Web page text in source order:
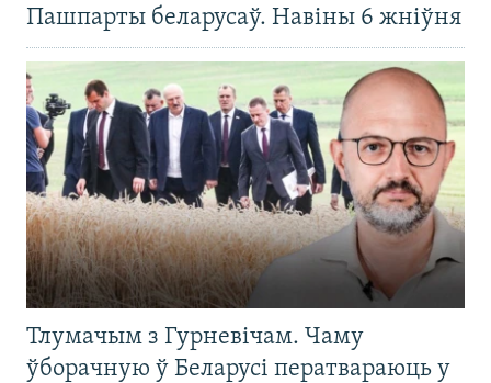
Пашпарты беларусаў. Навіны 6 жніўня
Тлумачым з Гурневічам. Чаму
ўборачную ў Беларусі ператвараюць у